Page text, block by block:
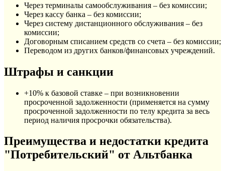
Через терминалы самообслуживания – без комиссии;
Через кассу банка – без комиссии;
Через систему дистанционного обслуживания – без
комиссии;
Договорным списанием средств со счета – без комиссии;
Переводом из других банков/финансовых учреждений.
Штрафы и санкции
+10% к базовой ставке – при возникновении
просроченной задолженности (применяется на сумму
просроченной задолженности по телу кредита за весь
период наличия просрочки обязательства).
Преимущества и недостатки кредита
"Потребительский" от Альтбанка